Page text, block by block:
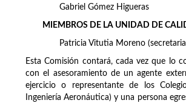
Gabriel Gómez Higueras
MIEMBROS DE LA UNIDAD DE
Patricia Vitutia Moreno
Esta Comisión contará, cada vez que lo
con el asesoramiento de un agente
ejercicio o representante de los
Ingeniería Aeronáutica) y una persona